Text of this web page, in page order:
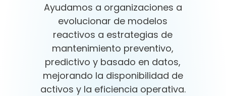
Ayudamos a organizaciones a
evolucionar de modelos
reactivos a estrategias de
mantenimiento preventivo,
predictivo y basado en datos,
mejorando la disponibilidad de
activos y la eficiencia operativa.